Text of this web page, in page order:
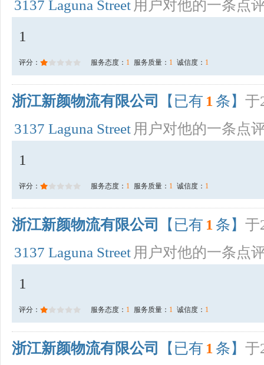
3137 Laguna Street 用户对他的一条点
1
评分： 服务态度： 1 服务质量： 1 诚信度： 1
浙江新颜物流有限公司 【已有 1 条】 于
3137 Laguna Street 用户对他的一条点
1
评分： 服务态度： 1 服务质量： 1 诚信度： 1
浙江新颜物流有限公司 【已有 1 条】 于
3137 Laguna Street 用户对他的一条点
1
评分： 服务态度： 1 服务质量： 1 诚信度： 1
浙江新颜物流有限公司 【已有 1 条】 于